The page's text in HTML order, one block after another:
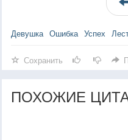
Девушка Ошибка Успех
Сохранить
ПОХОЖИЕ